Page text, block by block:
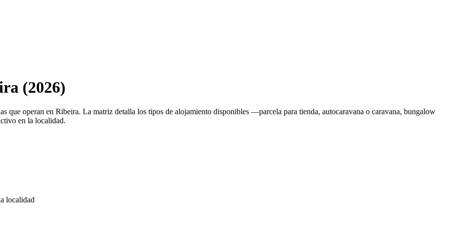
(2026)
que operan en Ribeira. La matriz detalla los tipos de alojamiento disponibles —parcela para tienda, autocaravana o caravana, bungalow
en la localidad.
localidad